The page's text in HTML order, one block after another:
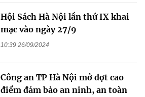
Hội Sách Hà Nội lần thứ IX khai
mạc vào ngày 27/9
10:39 26/09/2024
Công an TP Hà Nội mở đợt cao
điểm đảm bảo an ninh, an toàn